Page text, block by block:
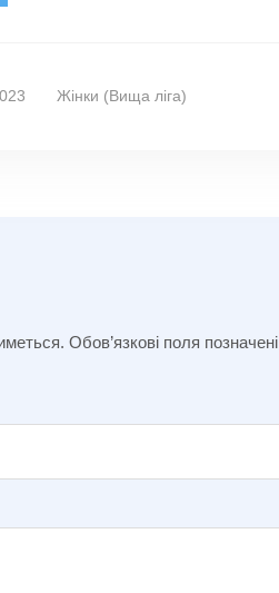
Жінки (Вища ліга)
Обов’язкові поля позначені